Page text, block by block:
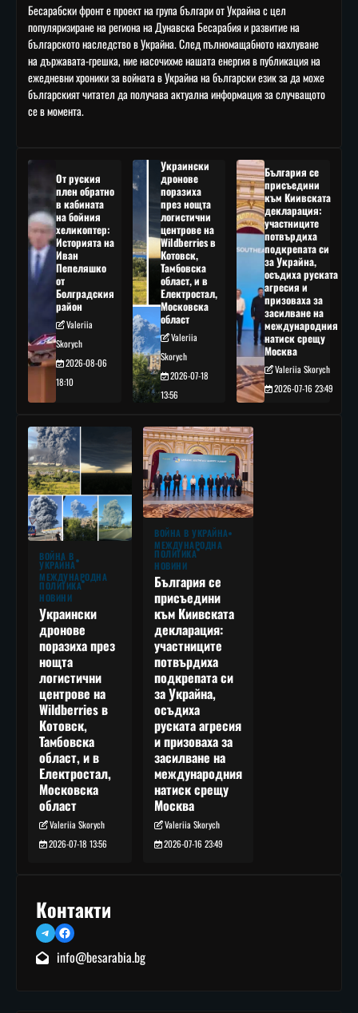
Бесарабски фронт е проект на група българи от Украйна с цел
популяризиране на региона на Дунавска Бесарабия и развитие на
българското наследство в Украйна. След пълномащабното нахлуване
на държавата-грешка, ние насочихме нашата енергия в публикация на
ежедневни хроники за войната в Украйна на български език за да може
българският читател да получава актуална информация за случващото
се в момента.
От руския
плен обратно
в кабината
на бойния
хеликоптер:
Историята на
Иван
Пепеляшко
от
Болградския
район
Valeriia
Skorych
2026-08-06
18:10
Украински
дронове
поразиха
през нощта
логистични
центрове на
Wildberries в
Котовск,
Тамбовска
област, и в
Електростал,
Московска
област
Valeriia
Skorych
2026-07-18
13:56
България се
присъедини
към Киивската
декларация:
участниците
потвърдиха
подкрепата си
за Украйна,
осъдиха руската
агресия и
призоваха за
засилване на
международния
натиск срещу
Москва
Valeriia Skorych
2026-07-16 23:49
ВОЙНА В
УКРАЙНА
МЕЖДУНАРОДНА
ПОЛИТИКА
НОВИНИ
Украински
дронове
поразиха през
нощта
логистични
центрове на
Wildberries в
Котовск,
Тамбовска
област, и в
Електростал,
Московска
област
Valeriia Skorych
2026-07-18 13:56
ВОЙНА В УКРАЙНА
МЕЖДУНАРОДНА
ПОЛИТИКА
НОВИНИ
България се
присъедини
към Киивската
декларация:
участниците
потвърдиха
подкрепата си
за Украйна,
осъдиха
руската агресия
и призоваха за
засилване на
международния
натиск срещу
Москва
Valeriia Skorych
2026-07-16 23:49
Контакти
TelegramFacebook
info@besarabia.bg